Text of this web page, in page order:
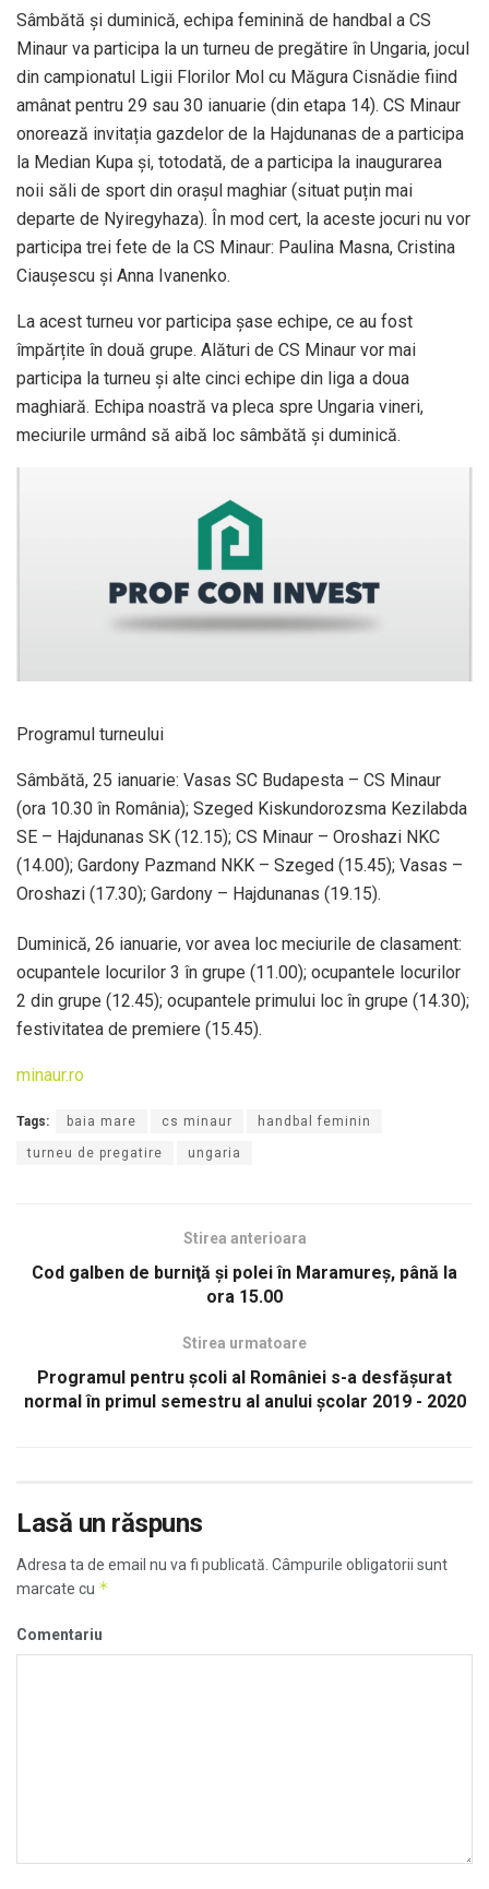
Sâmbătă și duminică, echipa feminină de handbal a CS
Minaur va participa la un turneu de pregătire în Ungaria, jocul
din campionatul Ligii Florilor Mol cu Măgura Cisnădie fiind
amânat pentru 29 sau 30 ianuarie (din etapa 14). CS Minaur
onorează invitația gazdelor de la Hajdunanas de a participa
la Median Kupa și, totodată, de a participa la inaugurarea
noii săli de sport din orașul maghiar (situat puțin mai
departe de Nyiregyhaza). În mod cert, la aceste jocuri nu vor
participa trei fete de la CS Minaur: Paulina Masna, Cristina
Ciaușescu și Anna Ivanenko.
La acest turneu vor participa șase echipe, ce au fost
împărțite în două grupe. Alături de CS Minaur vor mai
participa la turneu și alte cinci echipe din liga a doua
maghiară. Echipa noastră va pleca spre Ungaria vineri,
meciurile urmând să aibă loc sâmbătă și duminică.
Programul turneului
Sâmbătă, 25 ianuarie: Vasas SC Budapesta – CS Minaur
(ora 10.30 în România); Szeged Kiskundorozsma Kezilabda
SE – Hajdunanas SK (12.15); CS Minaur – Oroshazi NKC
(14.00); Gardony Pazmand NKK – Szeged (15.45); Vasas –
Oroshazi (17.30); Gardony – Hajdunanas (19.15).
Duminică, 26 ianuarie, vor avea loc meciurile de clasament:
ocupantele locurilor 3 în grupe (11.00); ocupantele locurilor
2 din grupe (12.45); ocupantele primului loc în grupe (14.30);
festivitatea de premiere (15.45).
minaur.ro
Tags: baia mare cs minaur handbal feminin
turneu de pregatire ungaria
Stirea anterioara
Cod galben de burniţă şi polei în Maramureş, până la
ora 15.00
Stirea urmatoare
Programul pentru școli al României s-a desfășurat
normal în primul semestru al anului școlar 2019 - 2020
Lasă un răspuns
Adresa ta de email nu va fi publicată. Câmpurile obligatorii sunt
marcate cu *
Comentariu